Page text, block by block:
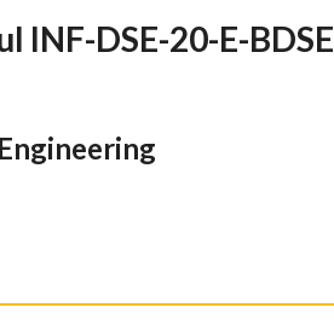
INF-DSE-20-E-BDSE